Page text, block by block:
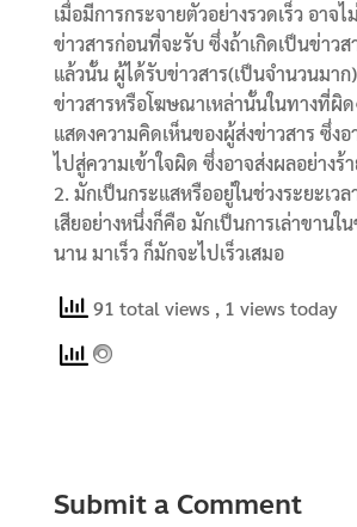
เมื่อมีการกระจายตัวอย่างรวดเร็ว อาจไ
ข่าวสารก่อนที่จะรับ ซึ่งถ้าเกิดเป็นข่าว
แล้วนั้น ผู้ได้รับข่าวสาร(เป็นจำนวนมา
ข่าวสารหรือโฆษณาเหล่านั้นในทางที่ผิด
แสดงความคิดเห็นของผู้ส่งข่าวสาร ซึ่ง
ไปสู่ความเข้าใจผิด ซึ่งอาจส่งผลอย่างร้
2. มักเป็นกระแสหรืออยู่ในช่วงระยะเว
เสียอย่างหนึ่งก็คือ มักเป็นการเล่าขานใ
นาน มาเร็ว ก็มักจะไปเร็วเสมอ
91 total views , 1 views today
Submit a Comment